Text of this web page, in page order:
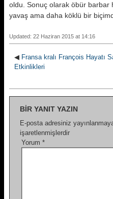
oldu. Sonuç olarak öbür barbar
yavaş ama daha köklü bir
Updated: 22 Haziran 2015 at 14:16
◀ Fransa kralı François Hayatı
Etkinlikleri
BIR YANIT YAZIN
E-posta adresiniz
işaretlenmişlerdir
Yorum *